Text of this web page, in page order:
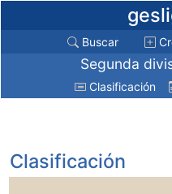
Buscar
Segunda
Clasificación
Clasificación